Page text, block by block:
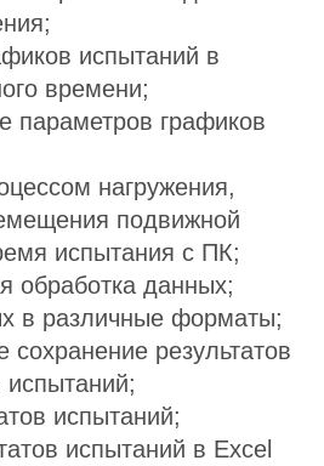
испытаний в
времени;
параметров графиков
нагружения,
подвижной
испытания с ПК;
обработка данных;
в различные форматы;
сохранение результатов
испытаний;
испытаний;
испытаний в Excel